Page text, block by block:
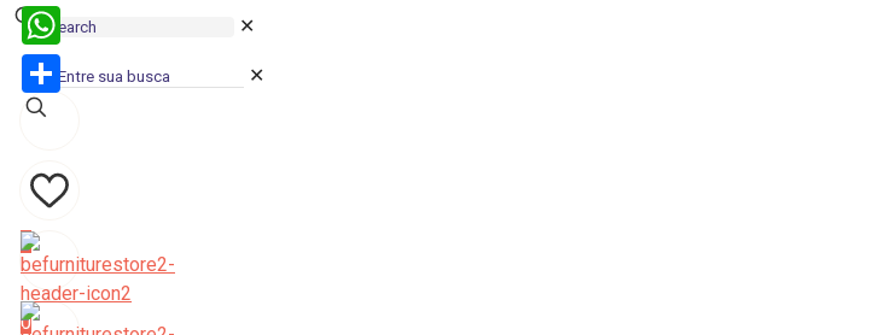
✕
✕
0
0
Twitter
WhatsApp
Share